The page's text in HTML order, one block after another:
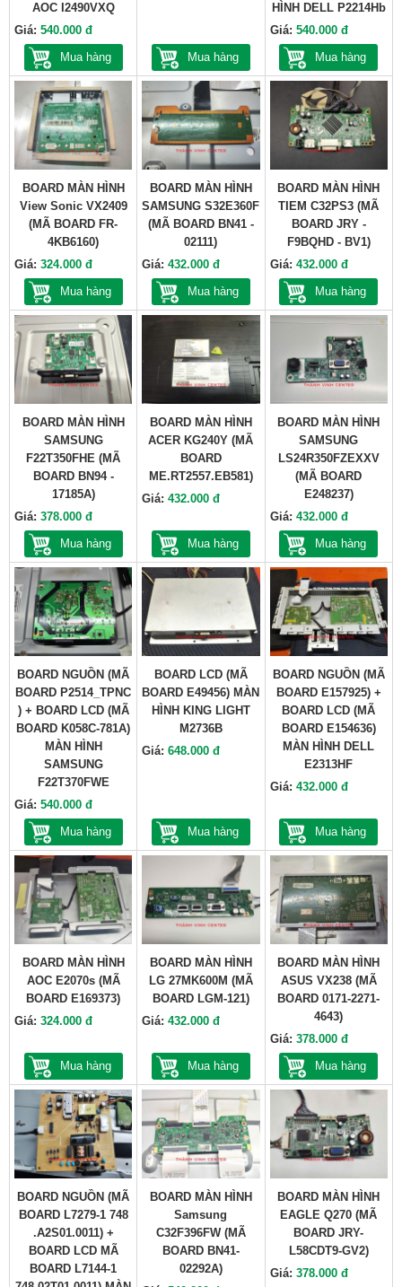
AOC I2490VXQ
Giá: 540.000 đ
Mua hàng
Mua hàng
HÌNH DELL P2214Hb
Giá: 540.000 đ
Mua hàng
BOARD MÀN HÌNH
View Sonic VX2409
(MÃ BOARD FR-
4KB6160)
Giá: 324.000 đ
Mua hàng
BOARD MÀN HÌNH
SAMSUNG S32E360F
(MÃ BOARD BN41 -
02111)
Giá:432.000 đ
Mua hàng
BOARD MÀN HÌNH
TIEM C32PS3 (MÃ
BOARD JRY -
F9BQHD - BV1)
Giá: 432.000 đ
Mua hàng
BOARD MÀN HÌNH
SAMSUNG
F22T350FHE (MÃ
BOARD BN94 -
17185A)
Giá: 378.000 đ
Mua hàng
BOARD MÀN HÌNH
ACER KG240Y (MÃ
BOARD
ME.RT2557.EB581)
Giá:432.000 đ
Mua hàng
BOARD MÀN HÌNH
SAMSUNG
LS24R350FZEXXV
(MÃ BOARD
E248237)
Giá: 432.000 đ
Mua hàng
BOARD NGUỒN (MÃ
BOARD P2514_TPNC
) + BOARD LCD (MÃ
BOARD K058C-781A)
MÀN HÌNH
SAMSUNG
F22T370FWE
Giá: 540.000 đ
Mua hàng
BOARD LCD (MÃ
BOARD E49456) MÀN
HÌNH KING LIGHT
M2736B
Giá:648.000 đ
Mua hàng
BOARD NGUỒN (MÃ
BOARD E157925) +
BOARD LCD (MÃ
BOARD E154636)
MÀN HÌNH DELL
E2313HF
Giá: 432.000 đ
Mua hàng
BOARD MÀN HÌNH
AOC E2070s (MÃ
BOARD E169373)
Giá: 324.000 đ
Mua hàng
BOARD MÀN HÌNH
LG 27MK600M (MÃ
BOARD LGM-121)
Giá:432.000 đ
Mua hàng
BOARD MÀN HÌNH
ASUS VX238 (MÃ
BOARD 0171-2271-
4643)
Giá: 378.000 đ
Mua hàng
BOARD NGUỒN (MÃ
BOARD L7279-1 748
.A2S01.0011) +
BOARD LCD MÃ
BOARD L7144-1
BOARD MÀN HÌNH
Samsung
C32F396FW (MÃ
BOARD BN41-
02292A)
BOARD MÀN HÌNH
EAGLE Q270 (MÃ
BOARD JRY-
L58CDT9-GV2)
Giá: 378.000 đ